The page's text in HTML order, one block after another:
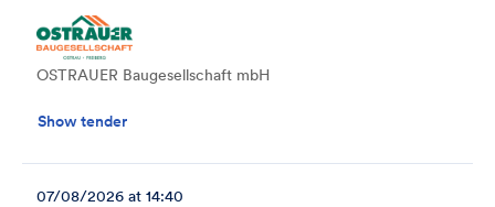
OSTRAUER Baugesellschaft mbH
Show tender
07/08/2026 at 14:40